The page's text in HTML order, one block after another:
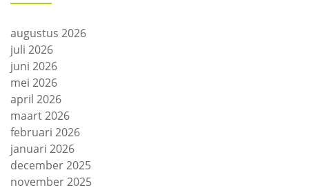
augustus 2026
juli 2026
juni 2026
mei 2026
april 2026
maart 2026
februari 2026
januari 2026
december 2025
november 2025